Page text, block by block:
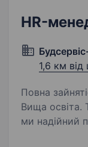
HR-
1,6 км від
Повна
Вища освіта. ТОВ «Будсервіс-груп» —
ми надійний